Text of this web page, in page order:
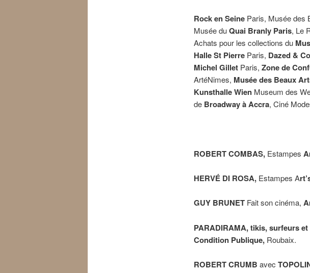
Rock en SeineParis, Musée des
Musée duQuai Branly Paris, Le
Achats pour les collections du
Halle St PierreParis, Dazed &
Michel GilletParis, Zone de
ArtéNimes, Musée des Beaux
Kunsthalle WienMuseum des
de Broadway àAccra, Ciné
ROBERT COMBAS, Estampes
HERVÉ DI ROSA, Estampes A
GUY BRUNET Fait son cinéma,
PARADIRAMA, tikis, surfeurs et
Condition Publique,Roubaix.
ROBERT CRUMB avec